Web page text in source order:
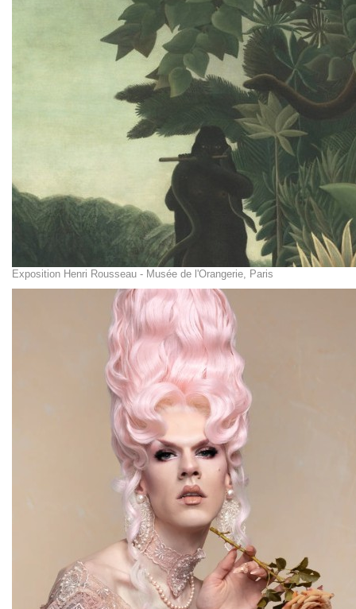
Exposition Henri Rousseau - Musée de l'Orangerie, Paris